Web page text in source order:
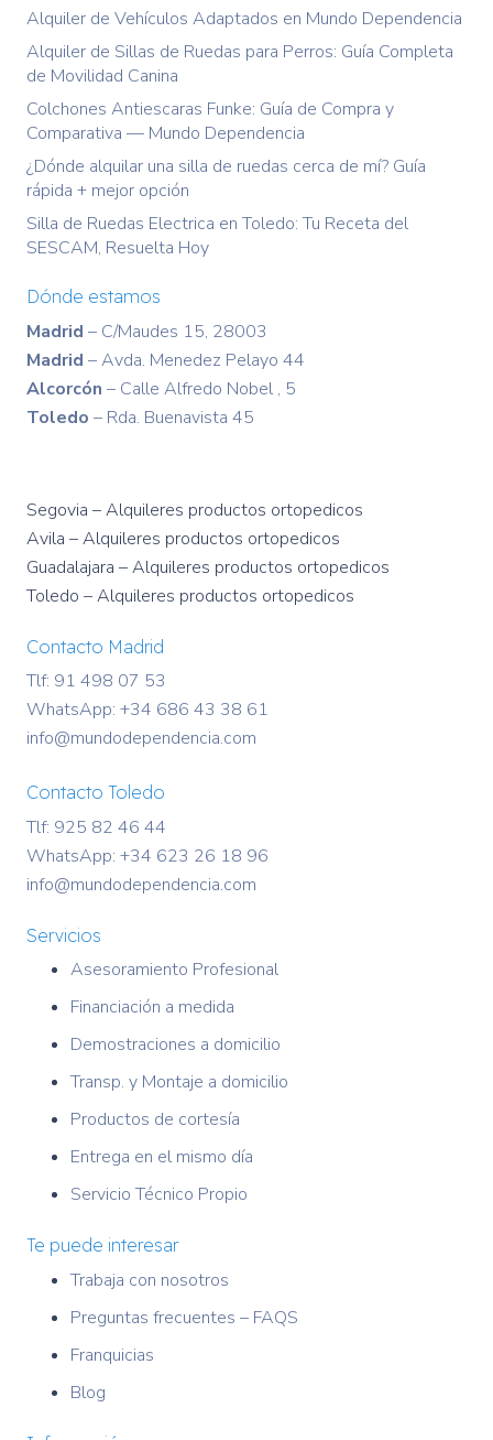
Alquiler de Vehículos Adaptados en Mundo Dependencia
Alquiler de Sillas de Ruedas para Perros: Guía Completa
de Movilidad Canina
Colchones Antiescaras Funke: Guía de Compra y
Comparativa — Mundo Dependencia
¿Dónde alquilar una silla de ruedas cerca de mí? Guía
rápida + mejor opción
Silla de Ruedas Electrica en Toledo: Tu Receta del
SESCAM, Resuelta Hoy
Dónde estamos
Madrid – C/Maudes 15, 28003
Madrid – Avda. Menedez Pelayo 44
Alcorcón – Calle Alfredo Nobel , 5
Toledo – Rda. Buenavista 45
Segovia – Alquileres productos ortopedicos
Avila – Alquileres productos ortopedicos
Guadalajara – Alquileres productos ortopedicos
Toledo – Alquileres productos ortopedicos
Contacto Madrid
Tlf: 91 498 07 53
WhatsApp: +34 686 43 38 61
info@mundodependencia.com
Contacto Toledo
Tlf: 925 82 46 44
WhatsApp: +34 623 26 18 96
info@mundodependencia.com
Servicios
Asesoramiento Profesional
Financiación a medida
Demostraciones a domicilio
Transp. y Montaje a domicilio
Productos de cortesía
Entrega en el mismo día
Servicio Técnico Propio
Te puede interesar
Trabaja con nosotros
Preguntas frecuentes – FAQS
Franquicias
Blog